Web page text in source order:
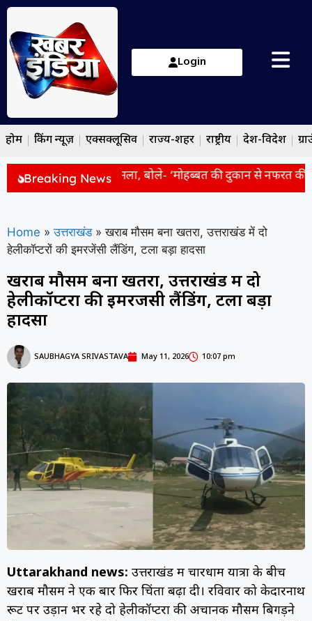
Login
होम ब्रेकिंग न्यूज़ एक्सक्लूसिव राज्य-शहर राष्ट्रीय देश-विदेश
Breaking News
का राहुल गांधी पर हमला, बोले- ‘मोहब्बत की दुकान से नफरत की
Home » उत्तराखंड » खराब मौसम बना खतरा, उत्तराखंड में दो
हेलीकॉप्टरों की इमरजेंसी लैंडिंग, टला बड़ा हादसा
खराब मौसम बना खतरा, उत्तराखंड में दो
हेलीकॉप्टरों की इमरजेंसी लैंडिंग, टला बड़ा
हादसा
SAUBHAGYA SRIVASTAVA May 11, 2026 10:07 pm
Uttarakhand news: उत्तराखंड में चारधाम यात्रा के बीच
खराब मौसम ने एक बार फिर चिंता बढ़ा दी। रविवार को केदारनाथ
रूट पर उड़ान भर रहे दो हेलीकॉप्टरों की अचानक मौसम बिगड़ने